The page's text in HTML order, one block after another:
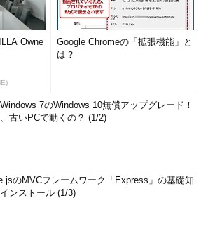
Owne
Google Chromeの「拡張機能」と
は？
7のWindows 10無償アップグレード！
古いPCで動くの？ (1/2)
のMVCフレームワーク「Express」の基礎知
ンストール (1/3)